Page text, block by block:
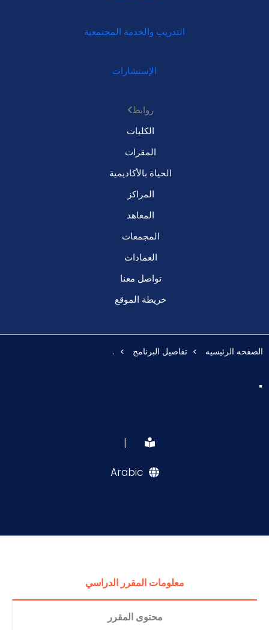
التدريب والخدمة المجتمعية
الإستشارات
روابط
الكليات
المقرات
الحياة بالأكاديمية
المراكز
المعاهد
المجمعات
العمادات
تواصل معنا
خريطة الموقع
الصفحه الرئيسيه تفاصيل البرنامج .
.
|
Arabic
معلومات المقرر الدراسي
محتوى المقرر